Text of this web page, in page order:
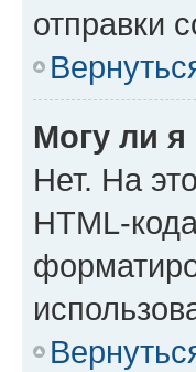
отправки
Могу ли я
Нет. На
HTML-